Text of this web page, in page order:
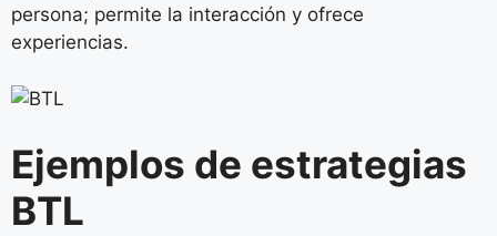
persona; permite la interacción y ofrece
experiencias.
Ejemplos de estrategias
BTL